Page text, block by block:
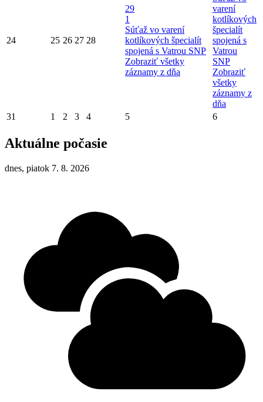
24 25 26 27 28
29
1
Súťaž vo varení
kotlíkových špecialít
spojená s Vatrou SNP
Zobraziť všetky
záznamy z dňa
varení
kotlíkových
špecialít
spojená s
Vatrou
SNP
Zobraziť
všetky
záznamy z
dňa
31
1 2 3 4 5 6
Aktuálne počasie
dnes, piatok 7. 8. 2026